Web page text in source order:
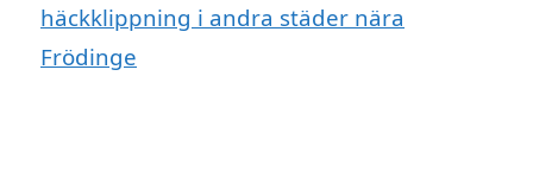
häckklippning i andra städer nära
Frödinge